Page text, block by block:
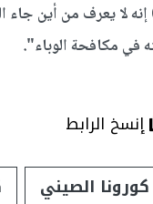
في مكافحة الوباء".
إنسخ الرابط
الصيني